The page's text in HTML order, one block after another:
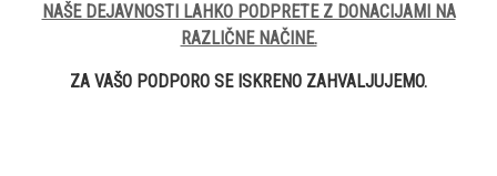
NAŠE DEJAVNOSTI LAHKO PODPRETE Z DONACIJAMI NA
RAZLIČNE NAČINE.
ZA VAŠO PODPORO SE ISKRENO ZAHVALJUJEMO.